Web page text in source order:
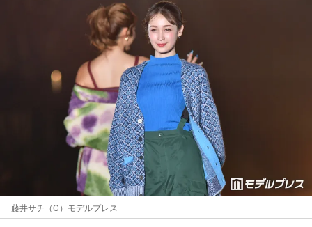
藤井サチ（C）モデルプレス